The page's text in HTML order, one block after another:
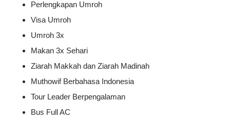
Perlengkapan Umroh
Visa Umroh
Umroh 3x
Makan 3x Sehari
Ziarah Makkah dan Ziarah Madinah
Muthowif Berbahasa Indonesia
Tour Leader Berpengalaman
Bus Full AC